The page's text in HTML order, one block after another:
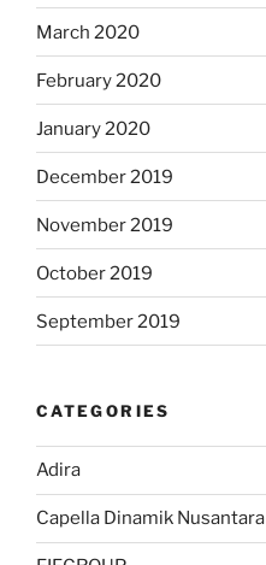
March 2020
February 2020
January 2020
December 2019
November 2019
October 2019
September 2019
CATEGORIES
Adira
Capella Dinamik Nusantara